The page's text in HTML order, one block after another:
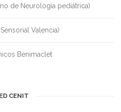
de Neurología pediátrica)
Valencia)
Benimaclet
CENIT